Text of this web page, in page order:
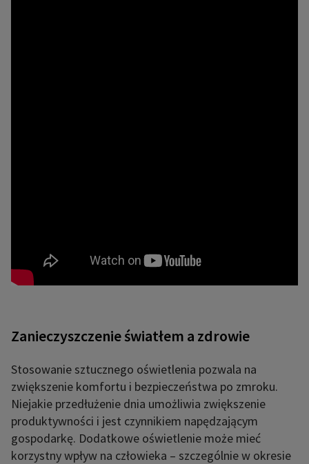
Zanieczyszczenie światłem a zdrowie
Stosowanie sztucznego oświetlenia pozwala na
zwiększenie komfortu i bezpieczeństwa po zmroku.
Niejakie przedłużenie dnia umożliwia zwiększenie
produktywności i jest czynnikiem napędzającym
gospodarkę. Dodatkowe oświetlenie może mieć
korzystny wpływ na człowieka – szczególnie w okresie